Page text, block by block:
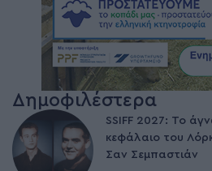
Δημοφιλέστερα
SSIFF 2027: Το
κεφάλαιο του
Σαν Σεμπαστιάν